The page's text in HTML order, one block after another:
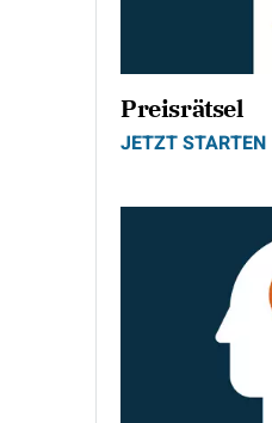
Preisrätsel
JETZT STARTEN